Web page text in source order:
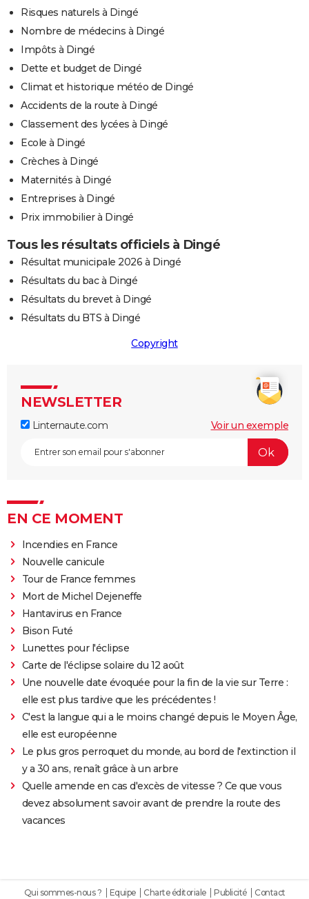
Risques naturels à Dingé
Nombre de médecins à Dingé
Impôts à Dingé
Dette et budget de Dingé
Climat et historique météo de Dingé
Accidents de la route à Dingé
Classement des lycées à Dingé
Ecole à Dingé
Crèches à Dingé
Maternités à Dingé
Entreprises à Dingé
Prix immobilier à Dingé
Tous les résultats officiels à Dingé
Résultat municipale 2026 à Dingé
Résultats du bac à Dingé
Résultats du brevet à Dingé
Résultats du BTS à Dingé
Copyright
NEWSLETTER
Linternaute.com Voir un exemple
EN CE MOMENT
Incendies en France
Nouvelle canicule
Tour de France femmes
Mort de Michel Dejeneffe
Hantavirus en France
Bison Futé
Lunettes pour l'éclipse
Carte de l'éclipse solaire du 12 août
Une nouvelle date évoquée pour la fin de la vie sur Terre :
elle est plus tardive que les précédentes !
C'est la langue qui a le moins changé depuis le Moyen Âge,
elle est européenne
Le plus gros perroquet du monde, au bord de l'extinction il
y a 30 ans, renaît grâce à un arbre
Quelle amende en cas d'excès de vitesse ? Ce que vous
devez absolument savoir avant de prendre la route des
vacances
Qui sommes-nous ? Equipe Charte éditoriale Publicité Contact